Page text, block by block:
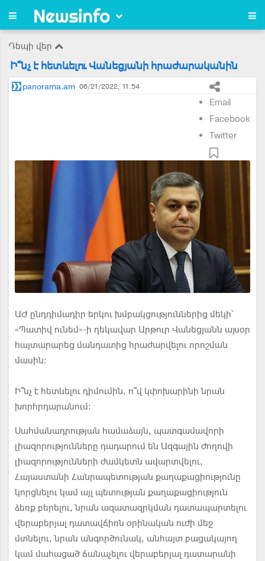
Դեպի վեր
Ի՞նչ է հետևելու Վանեցյանի հրաժարականին
panorama.am 06/21/2022, 11:54
Email
Facebook
Twitter
ԱԺ ընդդիմադիր երկու խմբակցություններից մեկի՝
«Պատիվ ունեմ»-ի ղեկավար Արթուր Վանեցյանն այսօր
հայտարարեց մանդատից հրաժարվելու որոշման
մասին։
Ի՞նչ է հետևելու դիմումին, ո՞վ կփոխարինի նրան
խորհրդարանում։
Սահմանադրության համաձայն, պատգամավորի
լիազորությունները դադարում են Ազգային ժողովի
լիազորությունների ժամկետն ավարտվելու,
Հայաստանի Հանրապետության քաղաքացիությունը
կորցնելու կամ այլ պետության քաղաքացիություն
ձեռք բերելու, նրան ազատազրկման դատապարտելու
վերաբերյալ դատավճիռն օրինական ուժի մեջ
մտնելու, նրան անգործունակ, անհայտ բացակայող
կամ մահացած ճանաչելու վերաբերյալ դատարանի